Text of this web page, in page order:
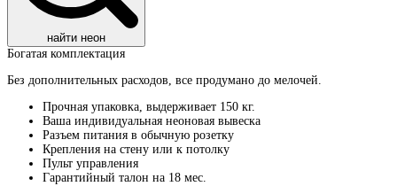
найти неон
Богатая комплектация​
Без дополнительных расходов, все продумано до мелочей.
Прочная упаковка, выдерживает 150 кг.
Ваша индивидуальная неоновая вывеска
Разъем питания в обычную розетку
Крепления на стену или к потолку
Пульт управления
Гарантийный талон на 18 мес.